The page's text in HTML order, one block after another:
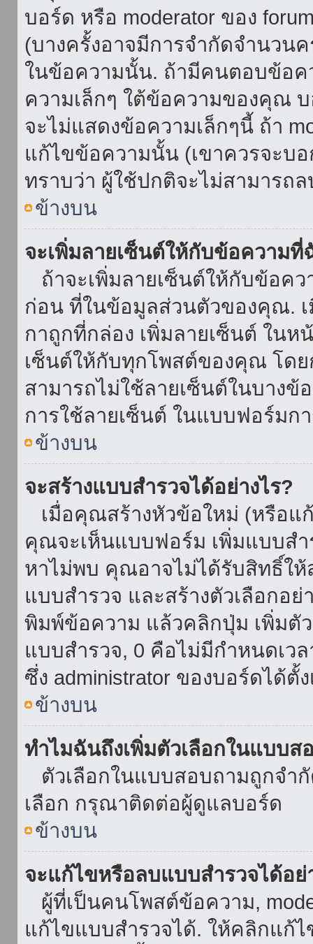
บอร์ด หรือ moderator ของ
(บางครั้งอาจมีการจำกัดจำนวน
ในข้อความนั้น. ถ้ามีคนตอบข้อ
ความเล็กๆ ใต้ข้อความของคุณ
จะไม่แสดงข้อความเล็กๆนี้ ถ้า
แก้ไขข้อความนั้น (เขาควรจะบ
ทราบว่า ผู้ใช้ปกติจะไม่สามารถ
ข้างบน
จะเพิ่มลายเซ็นต์ให้กับข้อความที่
ถ้าจะเพิ่มลายเซ็นต์ให้กับข้อค
ก่อน ที่ในข้อมูลส่วนตัวของคุณ.
กาถูกที่กล่อง เพิ่มลายเซ็นต์ ใน
เซ็นต์ให้กับทุกโพสต์ของคุณ โด
สามารถไม่ใช้ลายเซ็นต์ในบางข้
การใช้ลายเซ็นต์ ในแบบฟอร์มก
ข้างบน
จะสร้างแบบสำรวจได้อย่างไร?
เมื่อคุณสร้างหัวข้อใหม่ (หรือ
คุณจะเห็นแบบฟอร์ม เพิ่มแบบส
หาไม่พบ คุณอาจไม่ได้รับสิทธิ์ใ
แบบสำรวจ และสร้างตัวเลือกอย่
พิมพ์ข้อความ แล้วคลิกปุ่ม เพิ่มตั
แบบสำรวจ, 0 คือไม่มีกำหนดเว
ซึ่ง administrator ของบอร์ดได้ตั้ง
ข้างบน
ทำไมฉันถึงเพิ่มตัวเลือกในแบบส
ตัวเลือกในแบบสอบถามถูกจำ
เลือก กรุณาติดต่อผู้ดูแลบอร์ด
ข้างบน
จะแก้ไขหรือลบแบบสำรวจได้อย่
ผู้ที่เป็นคนโพสต์ข้อความ,
แก้ไขแบบสำรวจได้. ให้คลิกแก้